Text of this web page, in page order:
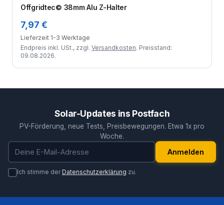
Offgridtec© 38mm Alu Z-Halter
7,97 €
Lieferzeit 1-3 Werktage
Endpreis inkl. USt., zzgl. Versandkosten. Preisstand:
09.08.2026.
Solar-Updates ins Postfach
PV-Förderung, neue Tests, Preisbewegungen. Etwa 1x pro
Woche.
E-Mail-Adresse
Anmelden
Ich stimme derDatenschutzerklärung zu.